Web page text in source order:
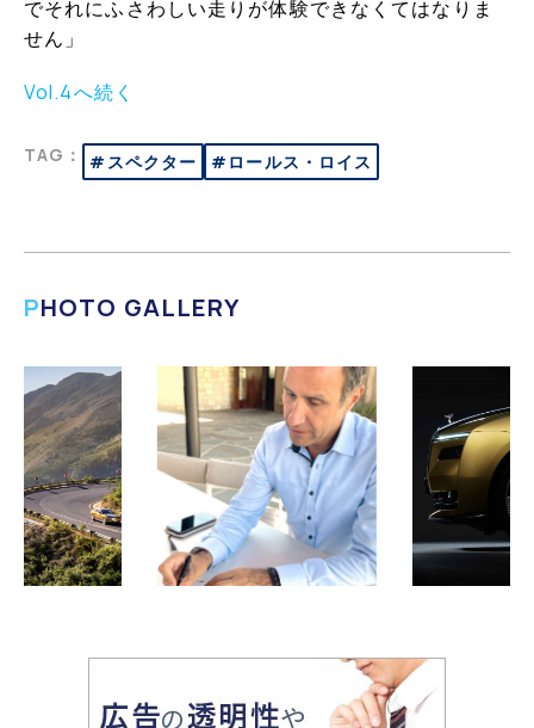
でそれにふさわしい走りが体験できなくてはなりま
せん」
Vol.4へ続く
TAG： #スペクター #ロールス・ロイス
PHOTO GALLERY